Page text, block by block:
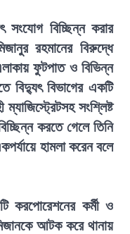
সংযোগ বিচ্ছিন্ন করার
রহমানের বিরুদ্ধে
ফুটপাত ও বিভিন্ন
বিদ্যুৎ বিভাগের একটি
সংশ্লিষ্ট
করতে গেলে তিনি
হামলা করেন বলে
করপোরেশনের কর্মী ও
আটক করে থানায়